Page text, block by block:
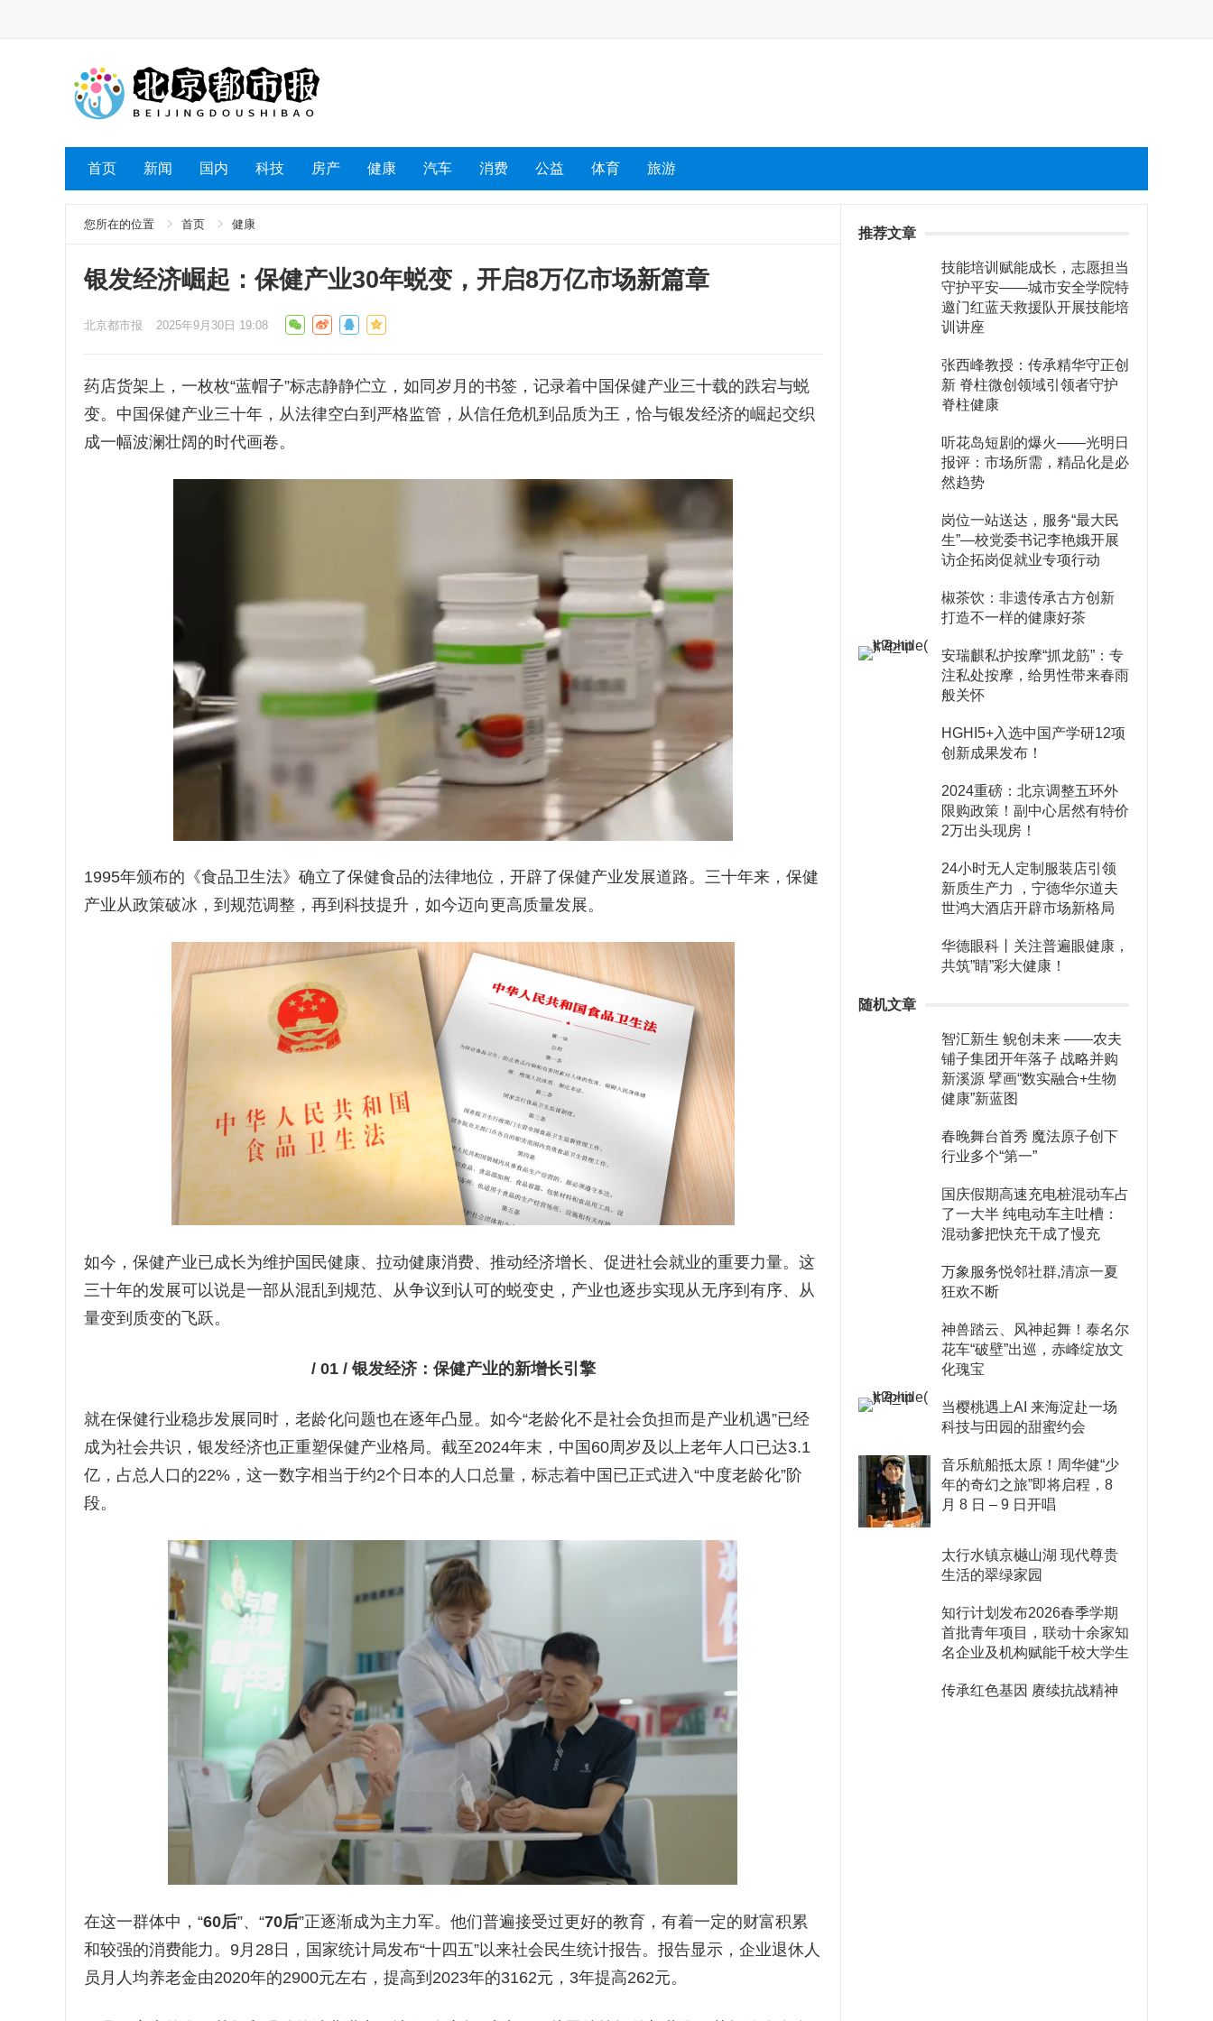
首页 新闻 国内 科技 房产 健康 汽车 消费 公益 体育 旅游
您所在的位置 首页 健康
银发经济崛起：保健产业30年蜕变，开启8万亿市场新篇章
北京都市报 2025年9月30日 19:08
药店货架上，一枚枚“蓝帽子”标志静静伫立，如同岁月的书签，记录着中国保健产业三十载的跌宕与蜕
变。中国保健产业三十年，从法律空白到严格监管，从信任危机到品质为王，恰与银发经济的崛起交织
成一幅波澜壮阔的时代画卷。
1995年颁布的《食品卫生法》确立了保健食品的法律地位，开辟了保健产业发展道路。三十年来，保健
产业从政策破冰，到规范调整，再到科技提升，如今迈向更高质量发展。
如今，保健产业已成长为维护国民健康、拉动健康消费、推动经济增长、促进社会就业的重要力量。这
三十年的发展可以说是一部从混乱到规范、从争议到认可的蜕变史，产业也逐步实现从无序到有序、从
量变到质变的飞跃。
/ 01 / 银发经济：保健产业的新增长引擎
就在保健行业稳步发展同时，老龄化问题也在逐年凸显。如今“老龄化不是社会负担而是产业机遇”已经
成为社会共识，银发经济也正重塑保健产业格局。截至2024年末，中国60周岁及以上老年人口已达3.1
亿，占总人口的22%，这一数字相当于约2个日本的人口总量，标志着中国已正式进入“中度老龄化”阶
段。
在这一群体中，“60后”、“70后”正逐渐成为主力军。他们普遍接受过更好的教育，有着一定的财富积累
和较强的消费能力。9月28日，国家统计局发布“十四五”以来社会民生统计报告。报告显示，企业退休人
员月人均养老金由2020年的2900元左右，提高到2023年的3162元，3年提高262元。
推荐文章
技能培训赋能成长，志愿担当
守护平安——城市安全学院特
邀门红蓝天救援队开展技能培
训讲座
张西峰教授：传承精华守正创
新 脊柱微创领域引领者守护
脊柱健康
听花岛短剧的爆火——光明日
报评：市场所需，精品化是必
然趋势
岗位一站送达，服务“最大民
生”—校党委书记李艳娥开展
访企拓岗促就业专项行动
椒茶饮：非遗传承古方创新
打造不一样的健康好茶
安瑞麒私护按摩“抓龙筋”：专
注私处按摩，给男性带来春雨
般关怀
HGHI5+入选中国产学研12项
创新成果发布！
2024重磅：北京调整五环外
限购政策！副中心居然有特价
2万出头现房！
24小时无人定制服装店引领
新质生产力 ，宁德华尔道夫
世鸿大酒店开辟市场新格局
华德眼科丨关注普遍眼健康，
共筑”睛”彩大健康！
随机文章
智汇新生 鲵创未来 ——农夫
铺子集团开年落子 战略并购
新溪源 擘画“数实融合+生物
健康”新蓝图
春晚舞台首秀 魔法原子创下
行业多个“第一”
国庆假期高速充电桩混动车占
了一大半 纯电动车主吐槽：
混动爹把快充干成了慢充
万象服务悦邻社群,清凉一夏
狂欢不断
神兽踏云、风神起舞！泰名尔
花车“破壁”出巡，赤峰绽放文
化瑰宝
当樱桃遇上AI 来海淀赴一场
科技与田园的甜蜜约会
音乐航船抵太原！周华健“少
年的奇幻之旅”即将启程，8
月 8 日 – 9 日开唱
太行水镇京樾山湖 现代尊贵
生活的翠绿家园
知行计划发布2026春季学期
首批青年项目，联动十余家知
名企业及机构赋能千校大学生
传承红色基因 赓续抗战精神